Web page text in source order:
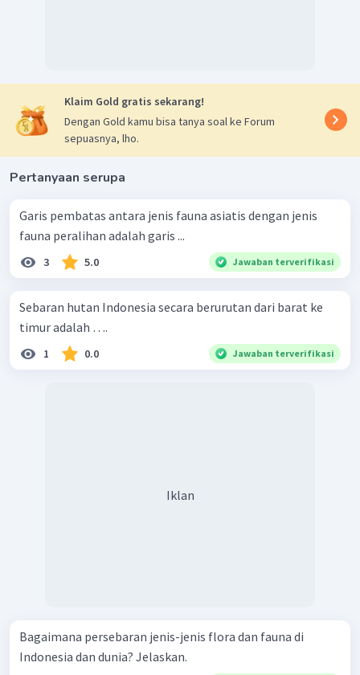
Klaim Gold gratis sekarang!
Dengan Gold kamu bisa tanya soal ke Forum
sepuasnya, lho.
Pertanyaan serupa
Garis pembatas antara jenis fauna asiatis dengan jenis
fauna peralihan adalah garis ...
3 5.0 Jawaban terverifikasi
Sebaran hutan Indonesia secara berurutan dari barat ke
timur adalah ….
1 0.0 Jawaban terverifikasi
Iklan
Bagaimana persebaran jenis-jenis flora dan fauna di
Indonesia dan dunia? Jelaskan.